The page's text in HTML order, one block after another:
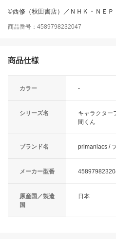
©西修（秋田書店）／ＮＨＫ・ＮＥＰ
商品番号：4589798232047
商品仕様
カラー -
シリーズ名
キャラクター
間くん
ブランド名 primaniacs /
メーカー型番
原産国／製造
国
日本